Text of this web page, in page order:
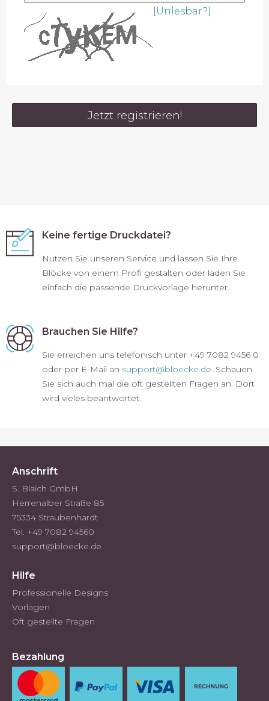
[Unlesbar?]
Jetzt registrieren!
Keine fertige Druckdatei?
Nutzen Sie unseren Service und lassen Sie Ihre
Blöcke von einem Profi gestalten oder laden Sie
einfach die passende Druckvorlage herunter.
Brauchen Sie Hilfe?
Sie erreichen uns telefonisch unter +49 7082 9456 0
oder per E-Mail an support@bloecke.de. Schauen
Sie sich auch mal die oft gestellten Fragen an. Dort
wird vieles beantwortet.
Anschrift
S. Blaich GmbH
Herrenalber Straße 85
75334 Straubenhardt
Tel. +49 7082 94560
support@bloecke.de
Hilfe
Professionelle Designs
Vorlagen
Oft gestellte Fragen
Bezahlung